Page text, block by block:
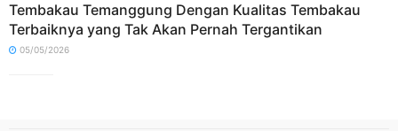
Tembakau Temanggung Dengan Kualitas Tembakau
Terbaiknya yang Tak Akan Pernah Tergantikan
05/05/2026